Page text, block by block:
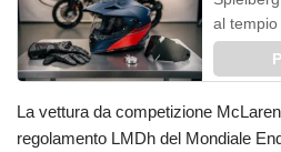
al
La vettura da competizione
regolamento LMDh del Mondiale